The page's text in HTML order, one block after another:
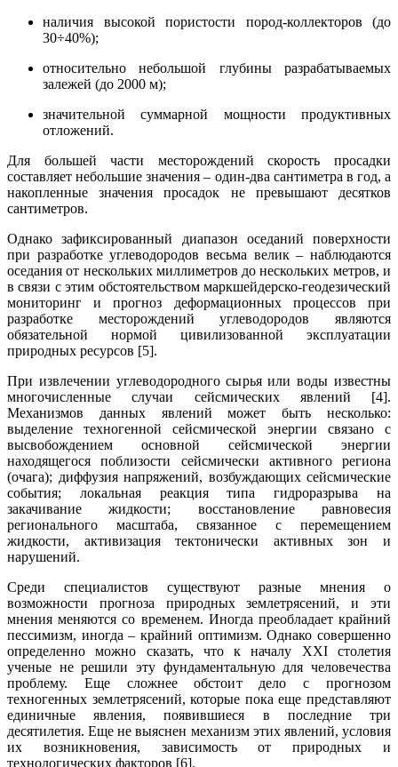
наличия высокой пористости пород-коллекторов (до
30÷40%);
относительно небольшой глубины разрабатываемых
залежей (до 2000 м);
значительной суммарной мощности продуктивных
отложений.
Для большей части месторождений скорость просадки
составляет небольшие значения – один-два сантиметра в год, а
накопленные значения просадок не превышают десятков
сантиметров.
Однако зафиксированный диапазон оседаний поверхности
при разработке углеводородов весьма велик – наблюдаются
оседания от нескольких миллиметров до нескольких метров, и
в связи с этим обстоятельством маркшейдерско-геодезический
мониторинг и прогноз деформационных процессов при
разработке месторождений углеводородов являются
обязательной нормой цивилизованной эксплуатации
природных ресурсов [5].
При извлечении углеводородного сырья или воды известны
многочисленные случаи сейсмических явлений [4].
Механизмов данных явлений может быть несколько:
выделение техногенной сейсмической энергии связано с
высвобождением основной сейсмической энергии
находящегося поблизости сейсмически активного региона
(очага); диффузия напряжений, возбуждающих сейсмические
события; локальная реакция типа гидроразрыва на
закачивание жидкости; восстановление равновесия
регионального масштаба, связанное с перемещением
жидкости, активизация тектонически активных зон и
нарушений.
Среди специалистов существуют разные мнения о
возможности прогноза природных землетрясений, и эти
мнения меняются со временем. Иногда преобладает крайний
пессимизм, иногда – крайний оптимизм. Однако совершенно
определенно можно сказать, что к началу XXI столетия
ученые не решили эту фундаментальную для человечества
проблему. Еще сложнее обстоит дело с прогнозом
техногенных землетрясений, которые пока еще представляют
единичные явления, появившиеся в последние три
десятилетия. Еще не выяснен механизм этих явлений, условия
их возникновения, зависимость от природных и
технологических факторов [6].